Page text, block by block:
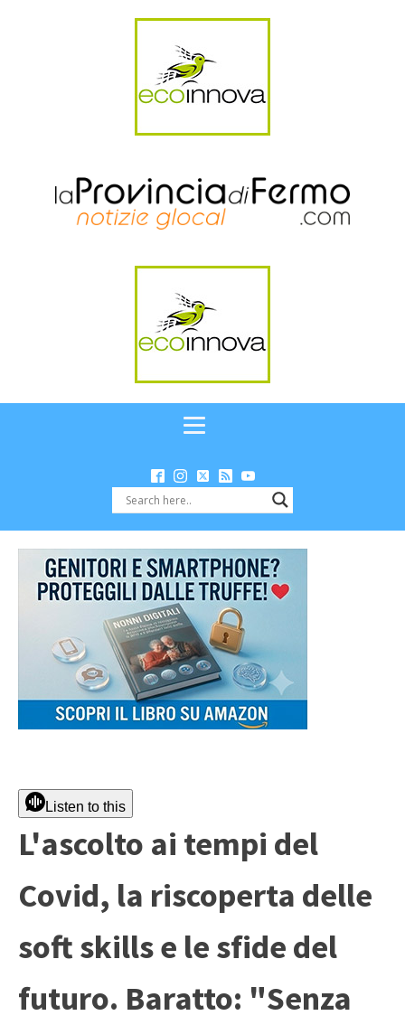
Listen to this
L'ascolto ai tempi del
Covid, la riscoperta delle
soft skills e le sfide del
futuro. Baratto: "Senza